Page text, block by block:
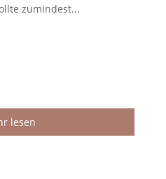
zumindest...
lesen